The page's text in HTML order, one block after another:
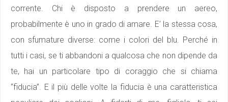
corrente. Chi è disposto a prendere un aereo,
probabilmente è uno in grado di amare. E’ la stessa cosa,
con sfumature diverse: come i colori del blu. Perché in
tutti i casi, se ti abbandoni a qualcosa che non dipende da
te, hai un particolare tipo di coraggio che si chiama
“fiducia”. E il più delle volte la fiducia è una caratteristica